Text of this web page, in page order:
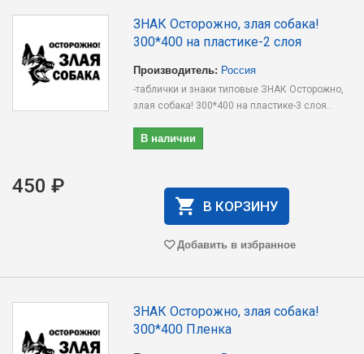
ЗНАК Осторожно, злая собака!
300*400 на пластике-2 слоя
Производитель: Россия
-таблички и знаки типовые ЗНАК Осторожно,
злая собака! 300*400 на пластике-3 слоя..
В наличии
450 ₽
В КОРЗИНУ
Добавить в избранное
ЗНАК Осторожно, злая собака!
300*400 Пленка